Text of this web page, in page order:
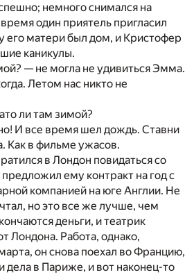
немного снимался на
один приятель пригласил
его матери был дом, и Кристофер
каникулы.
— не могла не удивиться Эмма.
Летом нас никто не
ли там зимой?
И все время шел дождь. Ставни
Как в фильме ужасов.
в Лондон повидаться со
ему контракт на год с
компанией на юге Англии. Не
но это все же лучше, чем
деньги, и театрик
Лондона. Работа, однако,
он снова поехал во Францию,
дела в Париже, и вот наконец-то